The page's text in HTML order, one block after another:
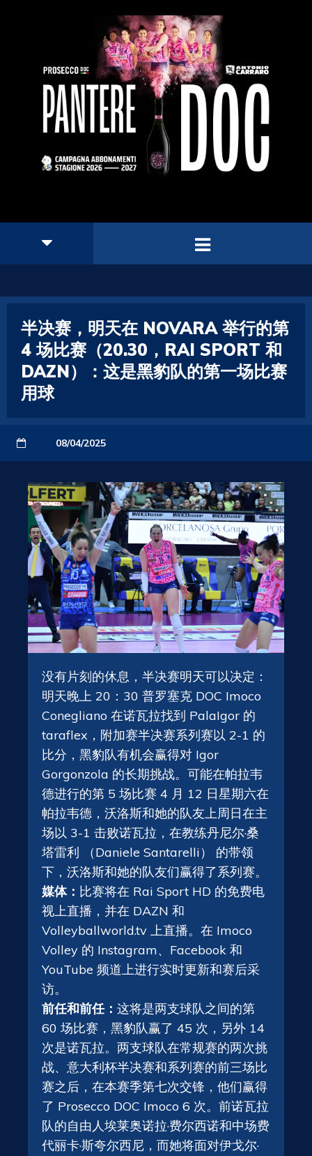
半决赛，明天在 NOVARA 举行的第
4 场比赛（20.30，RAI SPORT 和
DAZN）：这是黑豹队的第一场比赛
用球
08/04/2025
没有片刻的休息，半决赛明天可以决定：
明天晚上 20：30 普罗塞克 DOC Imoco
Conegliano 在诺瓦拉找到 PalaIgor 的
taraflex，附加赛半决赛系列赛以 2-1 的
比分，黑豹队有机会赢得对 Igor
Gorgonzola 的长期挑战。可能在帕拉韦
德进行的第 5 场比赛 4 月 12 日星期六在
帕拉韦德，沃洛斯和她的队友上周日在主
场以 3-1 击败诺瓦拉，在教练丹尼尔·桑
塔雷利 （Daniele Santarelli） 的带领
下，沃洛斯和她的队友们赢得了系列赛。
媒体： 比赛将在 Rai Sport HD 的免费电
视上直播，并在 DAZN 和
Volleyballworld.tv 上直播。在 Imoco
Volley 的 Instagram、Facebook 和
YouTube 频道上进行实时更新和赛后采
访。
前任和前任： 这将是两支球队之间的第
60 场比赛，黑豹队赢了 45 次，另外 14
次是诺瓦拉。两支球队在常规赛的两次挑
战、意大利杯半决赛和系列赛的前三场比
赛之后，在本赛季第七次交锋，他们赢得
了 Prosecco DOC Imoco 6 次。前诺瓦拉
队的自由人埃莱奥诺拉·费尔西诺和中场费
代丽卡·斯夸尔西尼，而她将面对伊戈尔·